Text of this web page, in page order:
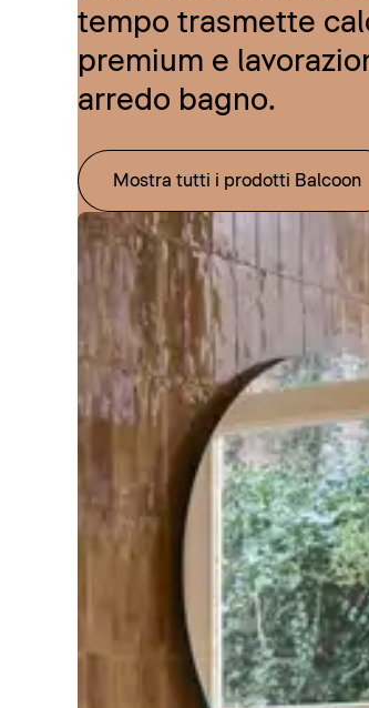
tempo trasmette
premium e
arredo bagno.
Mostra tutti i prodotti Balcoon